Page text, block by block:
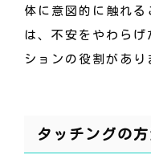
体に意図的に触れる
は、不安をやわら
ションの役割があり
タッチングの